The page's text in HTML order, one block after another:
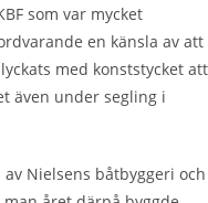
som var mycket
en känsla av att
med konststycket att
även under segling i
Nielsens båtbyggeri och